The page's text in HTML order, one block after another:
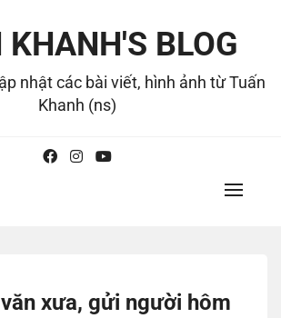
BLOG
nhật các bài viết, hình ảnh từ Tuấn
Khanh (ns)
xưa, gửi người hôm